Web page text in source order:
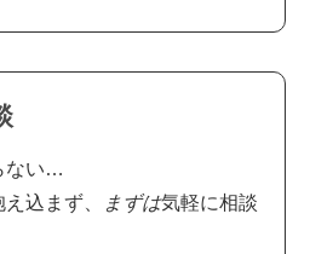
ない…
込まず、
まずは気軽に相談